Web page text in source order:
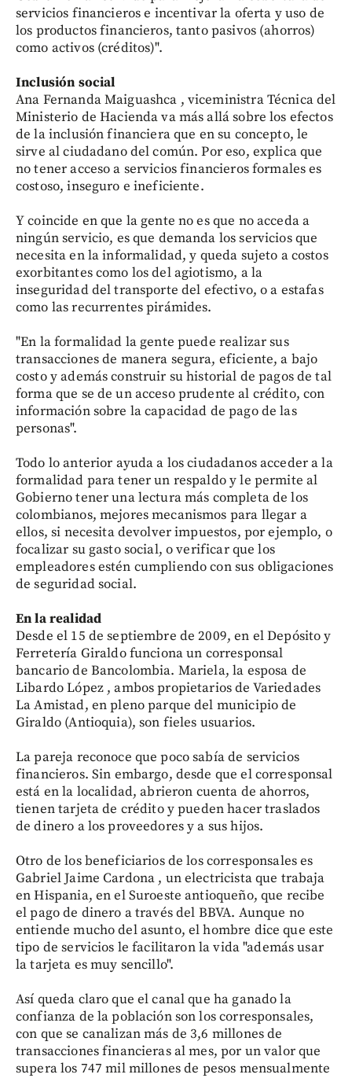
servicios financieros e incentivar la oferta y uso de
los productos financieros, tanto pasivos (ahorros)
como activos (créditos)".
Inclusión social
Ana Fernanda Maiguashca , viceministra Técnica del
Ministerio de Hacienda va más allá sobre los efectos
de la inclusión financiera que en su concepto, le
sirve al ciudadano del común. Por eso, explica que
no tener acceso a servicios financieros formales es
costoso, inseguro e ineficiente.
Y coincide en que la gente no es que no acceda a
ningún servicio, es que demanda los servicios que
necesita en la informalidad, y queda sujeto a costos
exorbitantes como los del agiotismo, a la
inseguridad del transporte del efectivo, o a estafas
como las recurrentes pirámides.
"En la formalidad la gente puede realizar sus
transacciones de manera segura, eficiente, a bajo
costo y además construir su historial de pagos de tal
forma que se de un acceso prudente al crédito, con
información sobre la capacidad de pago de las
personas".
Todo lo anterior ayuda a los ciudadanos acceder a la
formalidad para tener un respaldo y le permite al
Gobierno tener una lectura más completa de los
colombianos, mejores mecanismos para llegar a
ellos, si necesita devolver impuestos, por ejemplo, o
focalizar su gasto social, o verificar que los
empleadores estén cumpliendo con sus obligaciones
de seguridad social.
En la realidad
Desde el 15 de septiembre de 2009, en el Depósito y
Ferretería Giraldo funciona un corresponsal
bancario de Bancolombia. Mariela, la esposa de
Libardo López , ambos propietarios de Variedades
La Amistad, en pleno parque del municipio de
Giraldo (Antioquia), son fieles usuarios.
La pareja reconoce que poco sabía de servicios
financieros. Sin embargo, desde que el corresponsal
está en la localidad, abrieron cuenta de ahorros,
tienen tarjeta de crédito y pueden hacer traslados
de dinero a los proveedores y a sus hijos.
Otro de los beneficiarios de los corresponsales es
Gabriel Jaime Cardona , un electricista que trabaja
en Hispania, en el Suroeste antioqueño, que recibe
el pago de dinero a través del BBVA. Aunque no
entiende mucho del asunto, el hombre dice que este
tipo de servicios le facilitaron la vida "además usar
la tarjeta es muy sencillo".
Así queda claro que el canal que ha ganado la
confianza de la población son los corresponsales,
con que se canalizan más de 3,6 millones de
transacciones financieras al mes, por un valor que
supera los 747 mil millones de pesos mensualmente